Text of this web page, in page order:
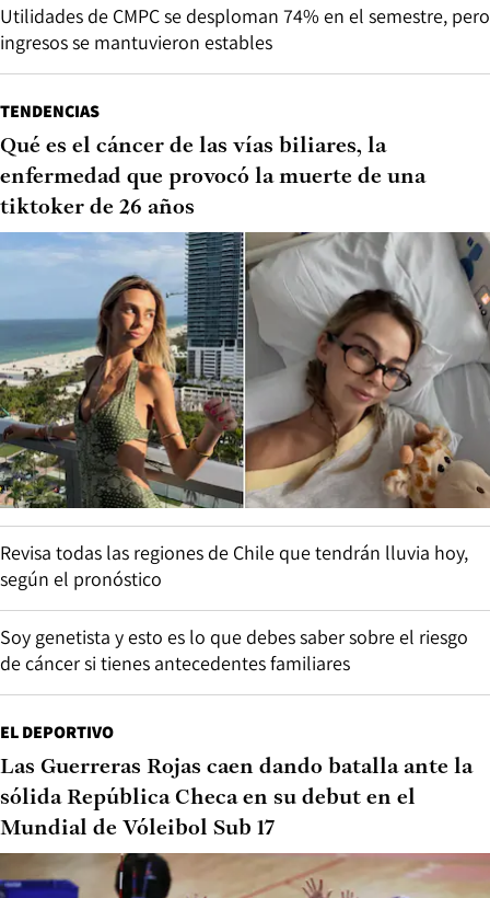
Utilidades de CMPC se desploman 74% en el semestre, pero
ingresos se mantuvieron estables
TENDENCIAS
Qué es el cáncer de las vías biliares, la
enfermedad que provocó la muerte de una
tiktoker de 26 años
Revisa todas las regiones de Chile que tendrán lluvia hoy,
según el pronóstico
Soy genetista y esto es lo que debes saber sobre el riesgo
de cáncer si tienes antecedentes familiares
EL DEPORTIVO
Las Guerreras Rojas caen dando batalla ante la
sólida República Checa en su debut en el
Mundial de Vóleibol Sub 17